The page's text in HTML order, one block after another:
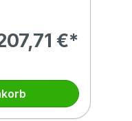
€*